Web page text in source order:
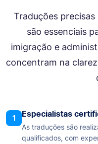
Traduções
são essenciais
imigração e
concentram na
1 Especialistas
As traduções são
qualificados, com